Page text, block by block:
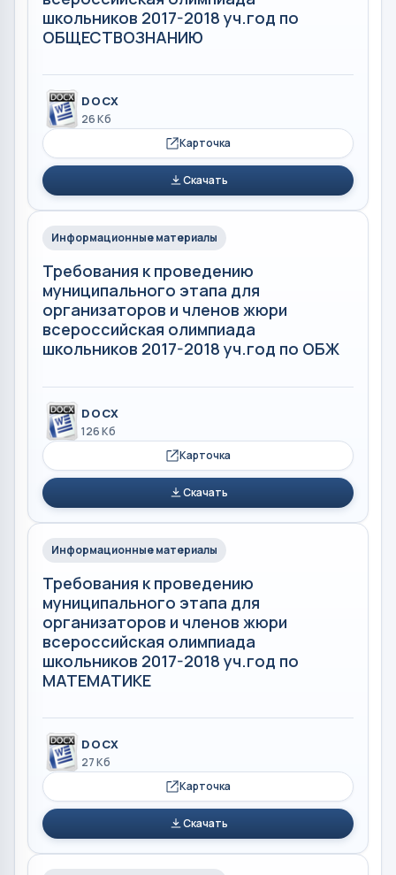
школьников 2017-2018 уч.год по
ОБЩЕСТВОЗНАНИЮ
DOCX
26 Кб
Карточка
Скачать
Информационные материалы
Требования к проведению
муниципального этапа для
организаторов и членов жюри
всероссийская олимпиада
школьников 2017-2018 уч.год по ОБЖ
DOCX
126 Кб
Карточка
Скачать
Информационные материалы
Требования к проведению
муниципального этапа для
организаторов и членов жюри
всероссийская олимпиада
школьников 2017-2018 уч.год по
МАТЕМАТИКЕ
DOCX
27 Кб
Карточка
Скачать